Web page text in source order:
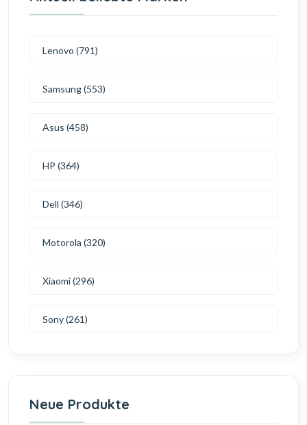
Lenovo (791)
Samsung (553)
Asus (458)
HP (364)
Dell (346)
Motorola (320)
Xiaomi (296)
Sony (261)
Neue Produkte